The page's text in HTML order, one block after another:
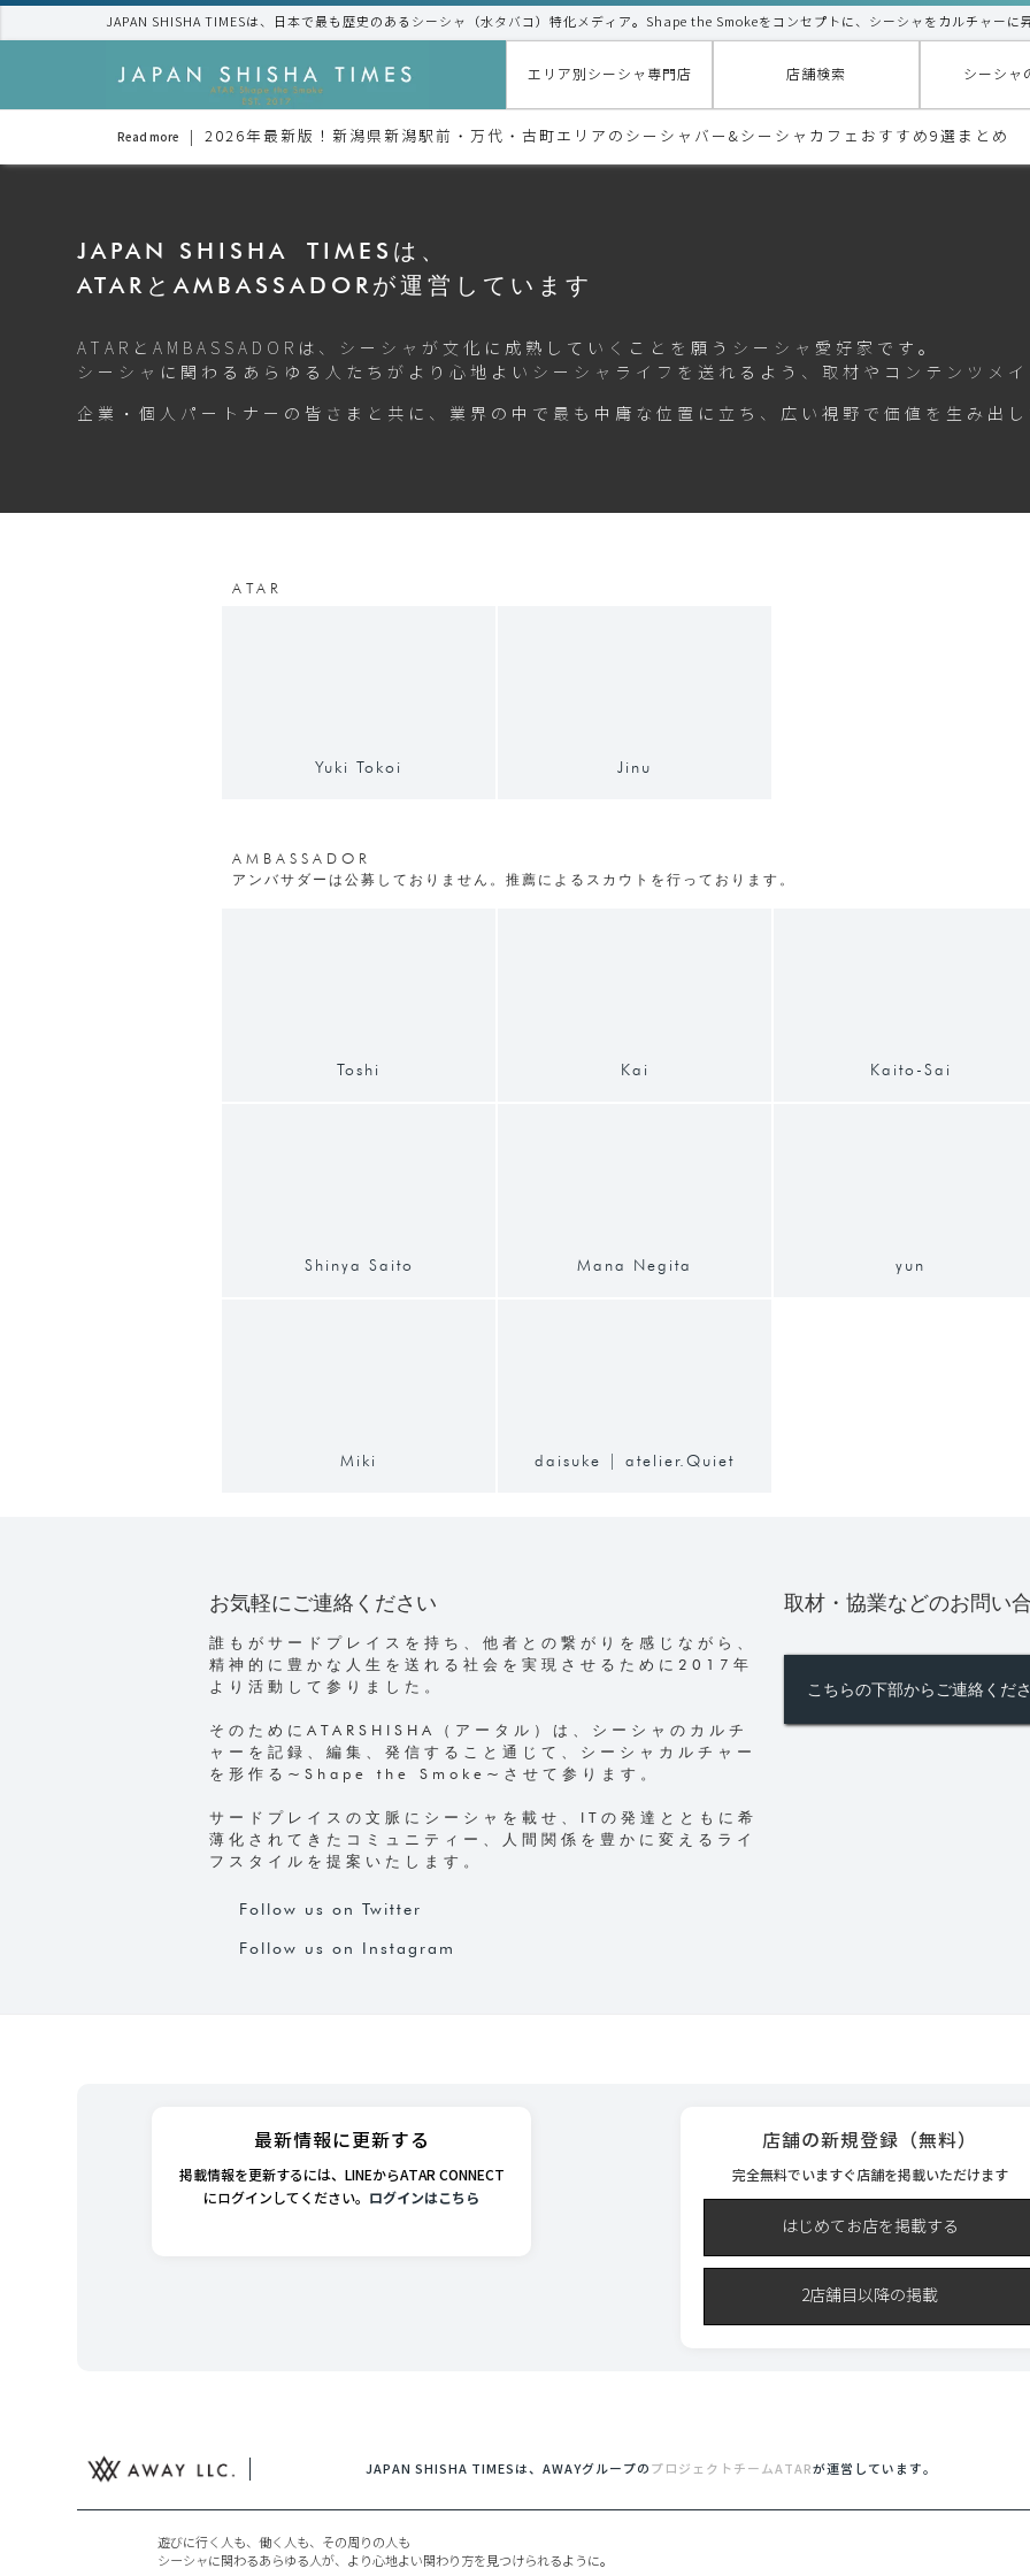
JAPAN SHISHA TIMESは、日本で最も歴史のあるシーシャ（水タバコ）特化メディア。Shape the Smokeをコンセプトに、シーシャをカルチャーに
エリア別シーシャ専門店 店舗検索 シーシャ
Read more 2026年最新版！新潟県新潟駅前・万代・古町エリアのシーシャバー&シーシャカフェおすすめ9選まとめ
JAPAN SHISHA TIMESは、
ATARとAMBASSADORが運営しています
ATARとAMBASSADORは、シーシャが文化に成熟していくことを願うシーシャ愛好家です。
シーシャに関わるあらゆる人たちがより心地よいシーシャライフを送れるよう、取材やコンテンツメ
企業・個人パートナーの皆さまと共に、業界の中で最も中庸な位置に立ち、広い視野で価値を生み出し
ATAR
Yuki Tokoi Jinu
AMBASSADOR
アンバサダーは公募しておりません。推薦によるスカウトを行っております。
Toshi Kai Kaito-Sai
Shinya Saito Mana Negita yun
Miki daisuke | atelier.Quiet
お気軽にご連絡ください
誰もがサードプレイスを持ち、他者との繋がりを感じながら、
精神的に豊かな人生を送れる社会を実現させるために2017年
より活動して参りました。
そのためにATARSHISHA（アータル）は、シーシャのカルチ
ャーを記録、編集、発信すること通じて、シーシャカルチャー
を形作る~Shape the Smoke~させて参ります。
サードプレイスの文脈にシーシャを載せ、ITの発達とともに希
薄化されてきたコミュニティー、人間関係を豊かに変えるライ
フスタイルを提案いたします。
Follow us on Twitter
Follow us on Instagram
取材・協業などのお問い
こちらの下部からご連絡くだ
最新情報に更新する
掲載情報を更新するには、LINEからATAR CONNECT
にログインしてください。 ログインはこちら
店舗の新規登録（無料）
完全無料でいますぐ店舗を掲載いただけます
はじめてお店を掲載する
2店舗目以降の掲載
JAPAN SHISHA TIMESは、AWAYグループの プロジェクトチームATARが運営しています。
遊びに行く人も、働く人も、その周りの人も
シーシャに関わるあらゆる人が、より心地よい関わり方を見つけられるように。